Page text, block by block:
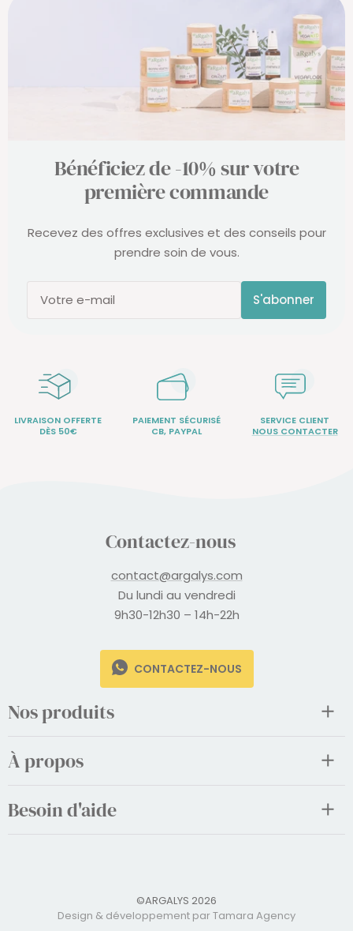
Bénéficiez de -10% sur votre
première commande
Recevez des offres exclusives et des conseils pour
prendre soin de vous.
Votre e-mail S'abonner
LIVRAISON OFFERTE
DÈS 50€
PAIEMENT SÉCURISÉ
CB, PAYPAL
SERVICE CLIENT
NOUS CONTACTER
Contactez-nous
contact@argalys.com
Du lundi au vendredi
9h30-12h30 – 14h-22h
CONTACTEZ-NOUS
Nos produits
À propos
Besoin d'aide
©ARGALYS 2026
Design & développement par Tamara Agency